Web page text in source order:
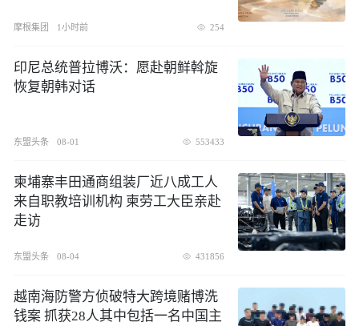
摩根集团 1小时前 254
印尼总统普拉博沃：愿赴朝鲜斡旋
恢复朝韩对话
东盟头条 08-01 553433
柬埔寨丰田通商组装厂近八成工人
来自职教培训机构 柬劳工大臣亲赴
走访
东盟头条 08-04 431856
越南海防警方侦破特大跨境赌博洗
钱案 抓获28人其中包括一名中国主